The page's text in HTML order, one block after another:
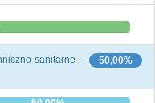
50,00%
sanitarne -